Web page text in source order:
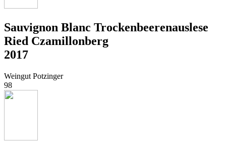
Sauvignon Blanc Trockenbeerenauslese
Ried Czamillonberg
2017
Weingut Potzinger
98